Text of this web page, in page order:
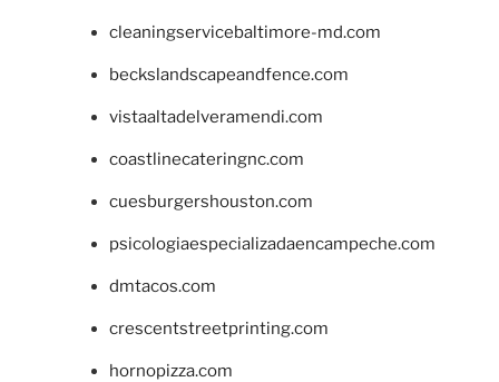
cleaningservicebaltimore-md.com
beckslandscapeandfence.com
vistaaltadelveramendi.com
coastlinecateringnc.com
cuesburgershouston.com
psicologiaespecializadaencampeche.com
dmtacos.com
crescentstreetprinting.com
hornopizza.com